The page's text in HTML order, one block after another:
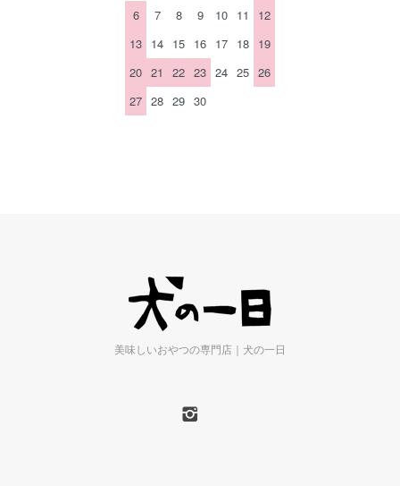
6
7 8 9 10 11
12
13 14 15 16 17 18 19
20 21 22 23 24 25 26
27 28 29 30
美味しいおやつの専門店｜犬の一日